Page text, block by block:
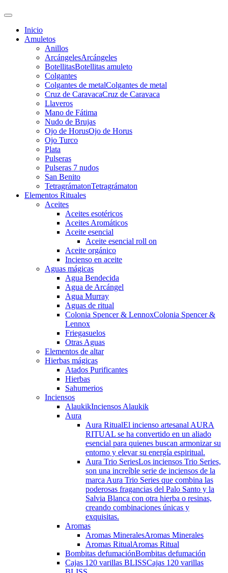
Inicio
Amuletos
Anillos
ArcángelesArcángeles
BotellitasBotellitas amuleto
Colgantes
Colgantes de metalColgantes de metal
Cruz de CaravacaCruz de Caravaca
Llaveros
Mano de Fátima
Nudo de Brujas
Ojo de HorusOjo de Horus
Ojo Turco
Plata
Pulseras
Pulseras 7 nudos
San Benito
TetragrámatonTetragrámaton
Elementos Rituales
Aceites
Aceites esotéricos
Aceites Aromáticos
Aceite esencial
Aceite esencial roll on
Aceite orgánico
Incienso en aceite
Aguas mágicas
Agua Bendecida
Agua de Arcángel
Agua Murray
Aguas de ritual
Colonia Spencer & LennoxColonia Spencer &
Lennox
Friegasuelos
Otras Aguas
Elementos de altar
Hierbas mágicas
Atados Purificantes
Hierbas
Sahumerios
Inciensos
AlaukikInciensos Alaukik
Aura
Aura RitualEl incienso artesanal AURA
RITUAL se ha convertido en un aliado
esencial para quienes buscan armonizar su
entorno y elevar su energía espiritual.
Aura Trio SeriesLos inciensos Trio Series,
son una increíble serie de inciensos de la
marca Aura Trio Series que combina las
poderosas fragancias del Palo Santo y la
Salvia Blanca con otra hierba o resinas,
creando combinaciones únicas y
exquisitas.
Aromas
Aromas MineralesAromas Minerales
Aromas RitualAromas Ritual
Bombitas defumaciónBombitas defumación
Cajas 120 varillas BLISSCajas 120 varillas